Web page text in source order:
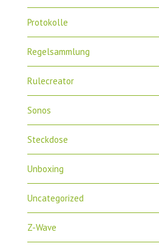
Protokolle
Regelsammlung
Rulecreator
Sonos
Steckdose
Unboxing
Uncategorized
Z-Wave